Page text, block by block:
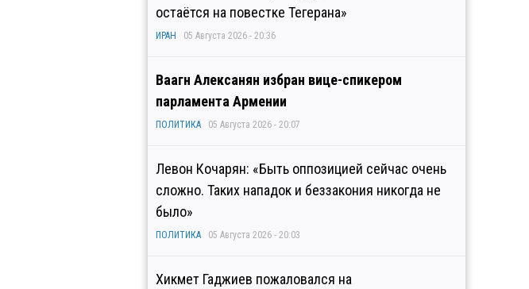
остаётся на повестке Тегерана»
ИРАН 05 Августа 2026 - 20:36
Ваагн Алексанян избран вице-спикером
парламента Армении
ПОЛИТИКА 05 Августа 2026 - 20:07
Левон Кочарян: «Быть оппозицией сейчас очень
сложно. Таких нападок и беззакония никогда не
было»
ПОЛИТИКА 05 Августа 2026 - 20:03
Хикмет Гаджиев пожаловался на